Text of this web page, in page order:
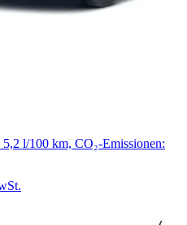
l/100 km, CO₂-Emissionen: